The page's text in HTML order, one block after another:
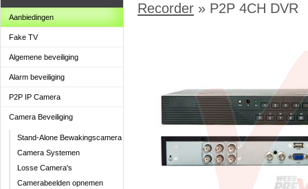
Aanbiedingen
Fake TV
Algemene beveiliging
Alarm beveiliging
P2P IP Camera
Camera Beveiliging
Stand-Alone Bewakingscamera
Camera Systemen
Losse Camera's
Camerabeelden opnemen
Recorder » P2P 4CH DVR